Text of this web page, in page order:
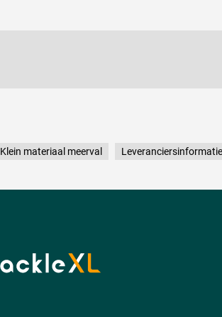
Klein materiaal meerval Leveranciersinformatie